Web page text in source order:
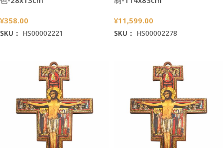
¥358.00
SKU： HS00002221
¥11,599.00
SKU： HS00002278